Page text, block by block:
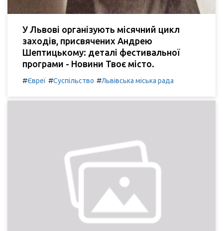
У Львові організують місячний цикл
заходів, присвячених Андрею
Шептицькому: деталі фестивальної
програми - Новини Твоє місто.
#Євреї #Суспільство #Львівська міська рада